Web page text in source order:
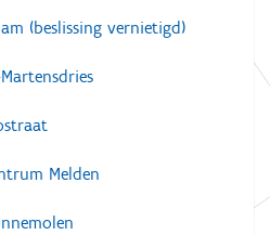
(beslissing vernietigd)
Melden